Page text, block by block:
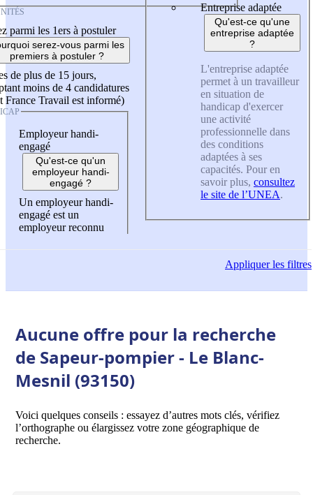
parmi les 1ers à postuler
serez-vous parmi les
premiers à postuler ?
de plus de 15 jours,
moins de 4 candidatures
France Travail est informé)
Employeur handi-
engagé
Qu'est-ce qu'un
employeur handi-
engagé ?
Un employeur handi-
engagé est un
employeur reconnu
Entreprise adaptée
Qu'est-ce qu'une
entreprise adaptée
?
L'entreprise adaptée
permet à un travailleur
en situation de
handicap d'exercer
une activité
professionnelle dans
des conditions
adaptées à ses
capacités. Pour en
savoir plus, consultez
le site de l’UNEA.
Appliquerles filtres
Aucune offre pour la recherche
de Sapeur-pompier - Le Blanc-
Mesnil (93150)
Voici quelques conseils : essayez d’autres mots clés, vérifiez
l’orthographe ou élargissez votre zone géographique de
recherche.